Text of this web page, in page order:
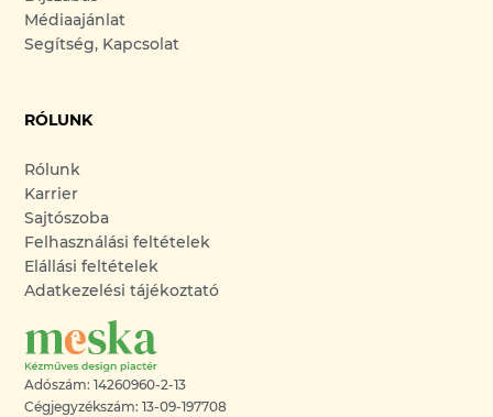
Médiaajánlat
Segítség, Kapcsolat
RÓLUNK
Rólunk
Karrier
Sajtószoba
Felhasználási feltételek
Elállási feltételek
Adatkezelési tájékoztató
Adószám: 14260960-2-13
Cégjegyzékszám: 13-09-197708